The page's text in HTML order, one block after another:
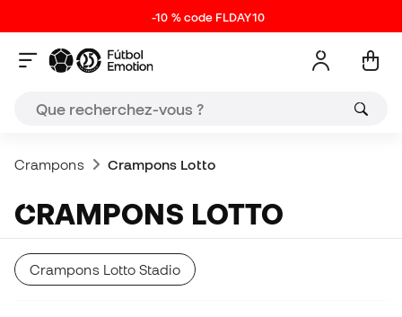
-10 % code FLDAY10
Crampons Crampons Lotto
CRAMPONS LOTTO
Crampons Lotto Stadio